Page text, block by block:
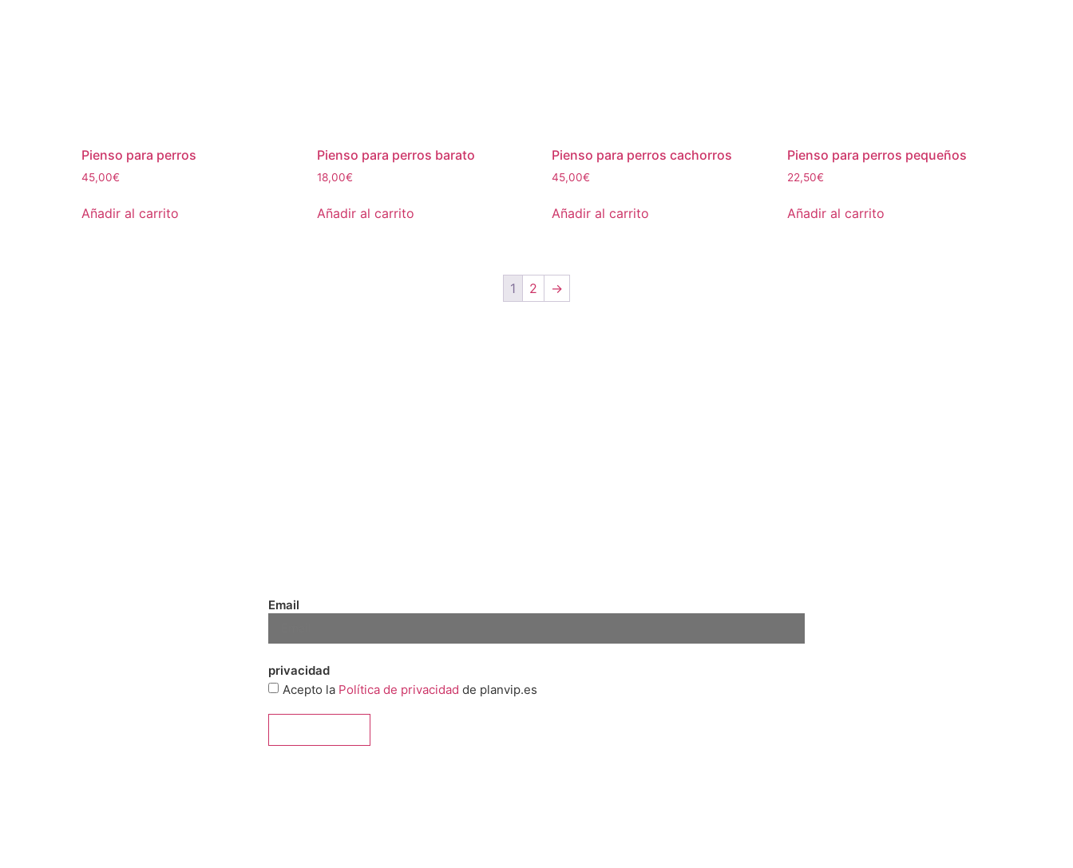
Pienso para perros
45,00€
Añadir al carrito
Pienso para perros barato
18,00€
Añadir al carrito
Pienso para perros cachorros
45,00€
Añadir al carrito
Pienso para perros pequeños
22,50€
Añadir al carrito
1 2 →
Email
privacidad
Acepto la Política de privacidad de planvip.es